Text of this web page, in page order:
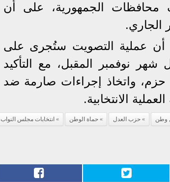
في مختلف محافظات الجمهورية، على أن
أن عملية التصويت ستُجرى على
نوفمبر المقبل، مع التأكيد
حزم، واتخاذ إجراءات صارمة ضد
الانتخابية.
وطن حزب العدل حماة الوطن
انتخابات مجلس النواب